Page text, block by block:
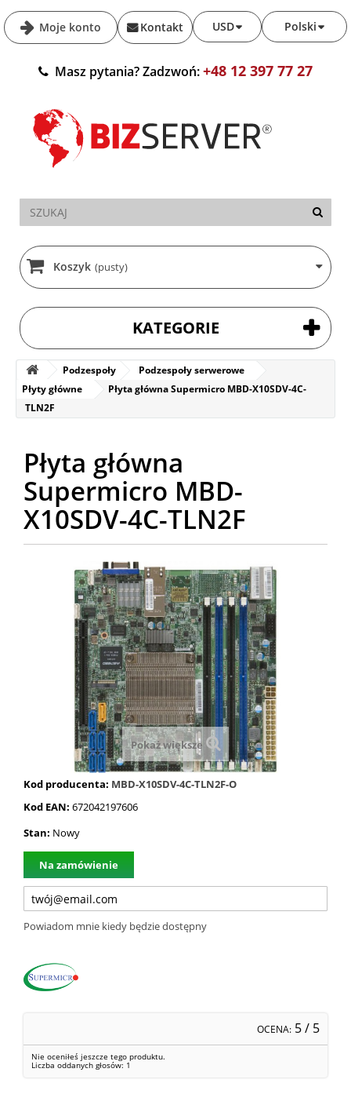
Moje konto Polski
USD
Kontakt
Masz pytania? Zadzwoń:+48 12 397 77 27
Koszyk (pusty)
KATEGORIE
Podzespoły
Podzespoły serwerowe
Płyty główne
Płyta główna Supermicro MBD-X10SDV-4C-
TLN2F
Płyta główna
Supermicro MBD-
X10SDV-4C-TLN2F
Pokaż większe
Kod producenta: MBD-X10SDV-4C-TLN2F-O
Kod EAN: 672042197606
Stan: Nowy
Na zamówienie
Powiadom mnie kiedy będzie dostępny
OCENA: 5/ 5
Nie oceniłeś jeszcze tego produktu.
Liczba oddanych głosów: 1